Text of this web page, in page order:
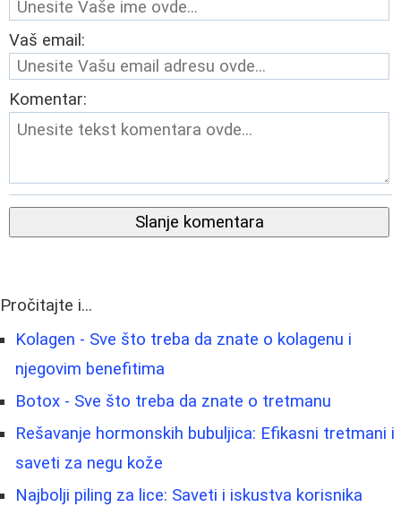
Vaš email:
Komentar:
Slanje komentara
Pročitajte i...
Kolagen - Sve što treba da znate o kolagenu i
njegovim benefitima
Botox - Sve što treba da znate o tretmanu
Rešavanje hormonskih bubuljica: Efikasni tretmani i
saveti za negu kože
Najbolji piling za lice: Saveti i iskustva korisnika